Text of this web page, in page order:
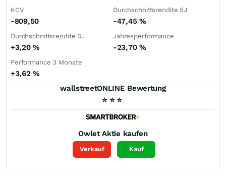
KCV
-809,50
Durchschnittsrendite 5J
-47,45 %
Durchschnittsrendite 3J
+3,20%
Jahresperformance
-23,70 %
Performance 3 Monate
+3,62%
wallstreetONLINE Bewertung
⭐ ⭐ ⭐
Owlet Aktie kaufen
Verkauf Kauf